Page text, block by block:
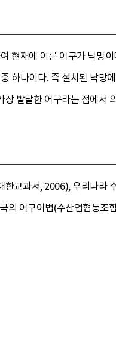
현재에 이른 어구가 낙망
하나이다. 즉 설치된 낙망
발달한 어구라는 점에서
교과서, 2006), 우리나라
의 어구어법(수산업협동